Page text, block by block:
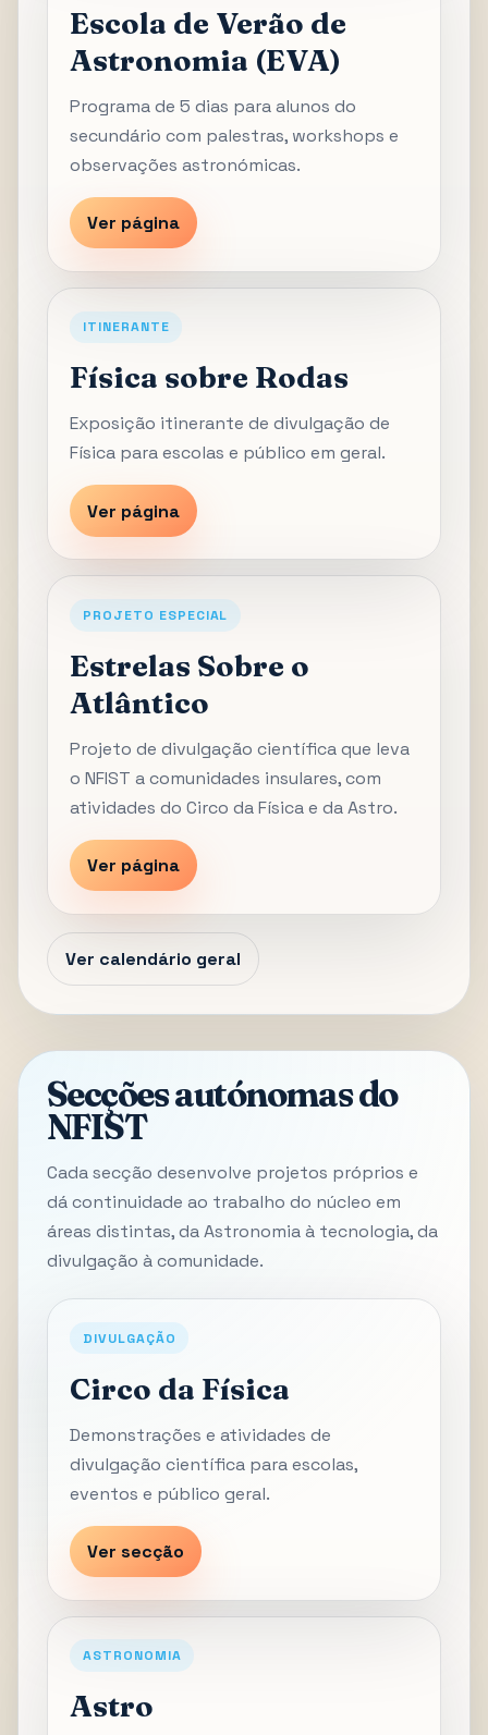
Escola de Verão de
Astronomia (EVA)
Programa de 5 dias para alunos do
secundário com palestras, workshops e
observações astronómicas.
Ver página
ITINERANTE
Física sobre Rodas
Exposição itinerante de divulgação de
Física para escolas e público em geral.
Ver página
PROJETO ESPECIAL
Estrelas Sobre o
Atlântico
Projeto de divulgação científica que leva
o NFIST a comunidades insulares, com
atividades do Circo da Física e da Astro.
Ver página
Ver calendário geral
Secções autónomas do
NFIST
Cada secção desenvolve projetos próprios e
dá continuidade ao trabalho do núcleo em
áreas distintas, da Astronomia à tecnologia, da
divulgação à comunidade.
DIVULGAÇÃO
Circo da Física
Demonstrações e atividades de
divulgação científica para escolas,
eventos e público geral.
Ver secção
ASTRONOMIA
Astro